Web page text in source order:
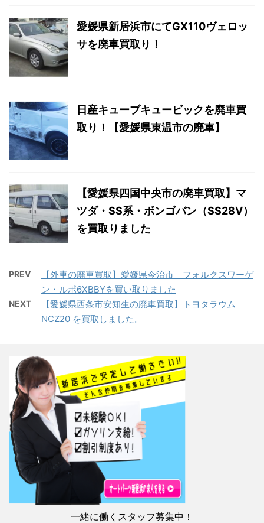
愛媛県新居浜市にてGX110ヴェロッ
サを廃車買取り！
日産キューブキュービックを廃車買
取り！【愛媛県東温市の廃車】
【愛媛県四国中央市の廃車買取】マ
ツダ・SS系・ボンゴバン（SS28V）
を買取りました
PREV
【外車の廃車買取】愛媛県今治市 フォルクスワーゲ
ン・ルポ6XBBYを買い取りました
NEXT
【愛媛県西条市安知生の廃車買取】トヨタラウム
NCZ20 を買取しました。
一緒に働くスタッフ募集中！